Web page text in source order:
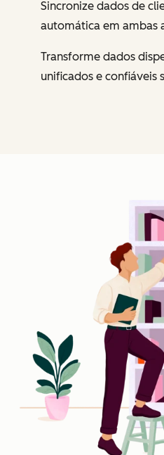
Sincronize dados de
automática em ambas
Transforme dados
unificados e confiáveis